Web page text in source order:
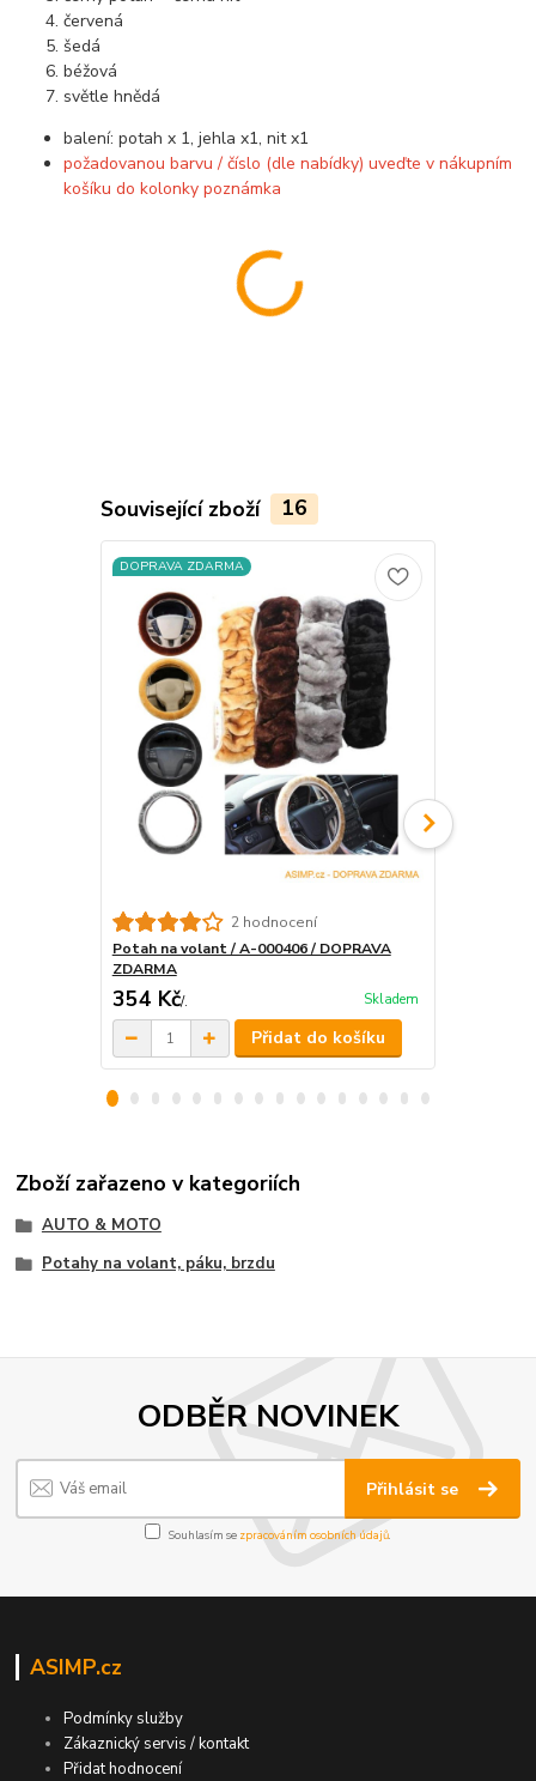
červená
šedá
béžová
světle hnědá
balení: potah x 1, jehla x1, nit x1
požadovanou barvu / číslo (dle nabídky) uveďte v nákupním
košíku do kolonky poznámka
Související zboží 16
DOPRAVA ZDARMA
2 hodnocení
Potah na volant / A-000406 / DOPRAVA
ZDARMA
354 Kč/. Skladem
Přidat do košíku
Zboží zařazeno v kategoriích
AUTO & MOTO
Potahy na volant, páku, brzdu
ODBĚR NOVINEK
Přihlásit se
Souhlasím se zpracováním osobních údajů.
ASIMP.cz
Podmínky služby
Zákaznický servis / kontakt
Přidat hodnocení